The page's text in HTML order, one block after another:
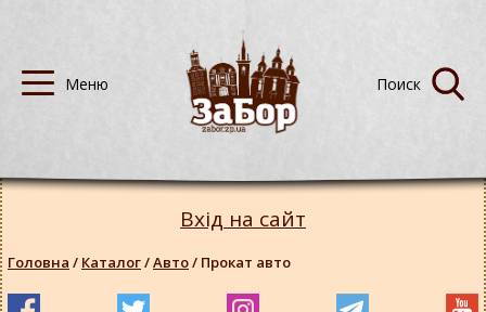
Вхід на сайт
Головна / Каталог/Авто/ Прокат авто